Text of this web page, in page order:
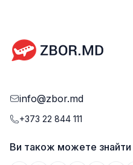
info@zbor.md
+373 22 844 111
Ви також можете знайти